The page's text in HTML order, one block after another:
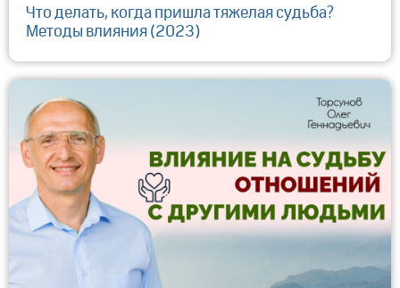
Что делать, когда пришла тяжелая судьба?
Методы влияния (2023)